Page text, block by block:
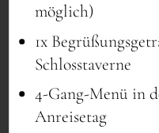
möglich)
1x
Schlosstaverne
4-Gang-Menü in
Anreisetag